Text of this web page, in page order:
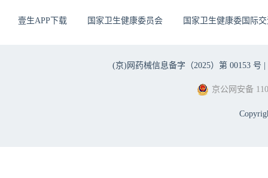
壹生APP下载 国家卫生健康委员会 国家卫生健康委国际
(京)网药械信息备字（2025）第 00153 号 |
京公网安备